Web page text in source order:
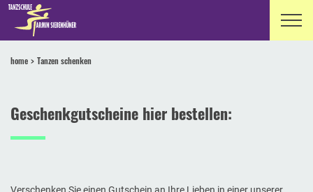
home Tanzen schenken
Geschenkgutscheine hier bestellen:
Verschenken Sie einen Gutschein an Ihre Lieben in einer unserer